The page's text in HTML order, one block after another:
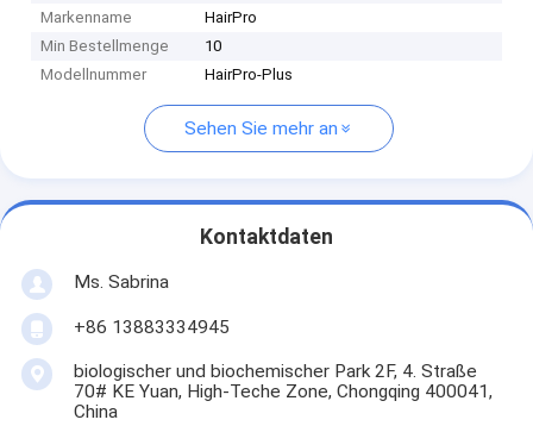
Markenname
HairPro
Min Bestellmenge
10
Modellnummer
HairPro-Plus
Sehen Sie mehr an
Kontaktdaten
Ms. Sabrina
+86 13883334945
biologischer und biochemischer Park 2F, 4. Straße
70# KE Yuan, High-Teche Zone, Chongqing 400041,
China